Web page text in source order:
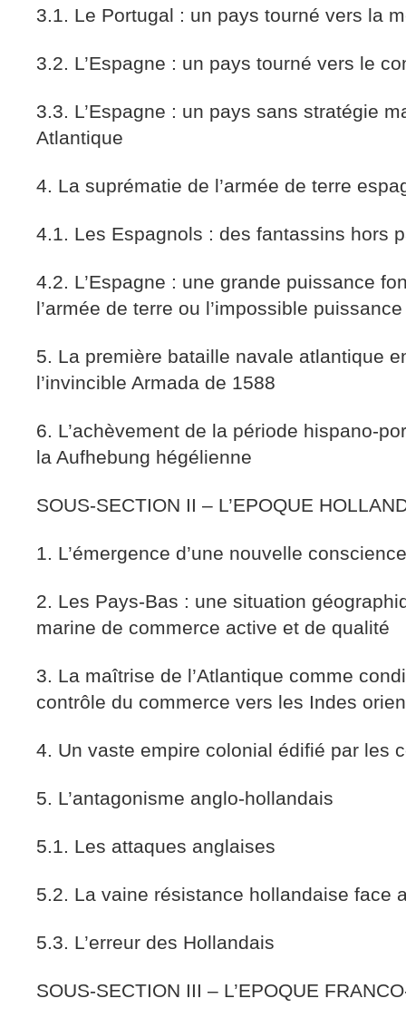
3.1. Le Portugal : un pays tourné vers la
3.2. L’Espagne : un pays tourné vers le
3.3. L’Espagne : un pays sans stratégie
Atlantique
4. La suprématie de l’armée de terre
4.1. Les Espagnols : des fantassins hors
4.2. L’Espagne : une grande puissance
l’armée de terre ou l’impossible
5. La première bataille navale atlantique
l’invincible Armada de 1588
6. L’achèvement de la période hispano-
la Aufhebung hégélienne
SOUS-SECTION II – L’EPOQUE
1. L’émergence d’une nouvelle conscience
2. Les Pays-Bas : une situation
marine de commerce active et de qualité
3. La maîtrise de l’Atlantique comme
contrôle du commerce vers les Indes
4. Un vaste empire colonial édifié par les
5. L’antagonisme anglo-hollandais
5.1. Les attaques anglaises
5.2. La vaine résistance hollandaise face
5.3. L’erreur des Hollandais
SOUS-SECTION III – L’EPOQUE